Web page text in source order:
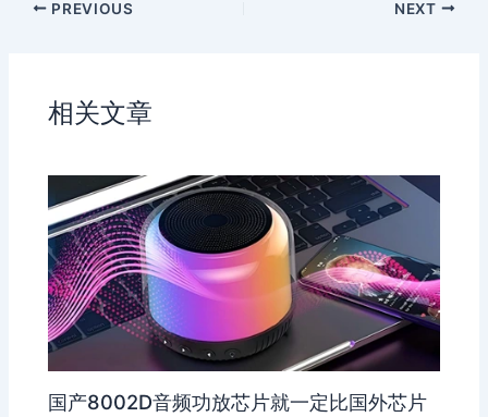
W
nu
PREVIOUS NEXT
相关文章
国产8002D音频功放芯片就一定比国外芯片